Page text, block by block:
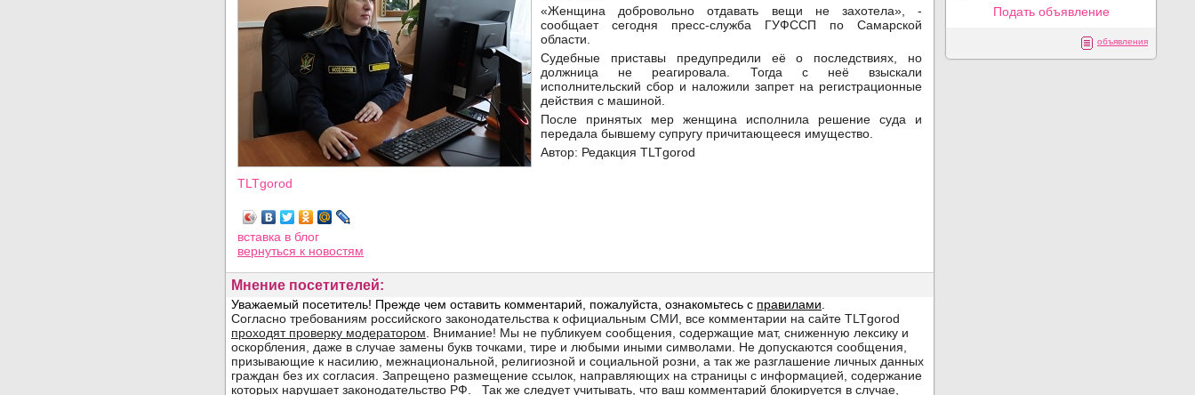
«Женщина добровольно отдавать вещи не захотела», -
сообщает сегодня пресс-служба ГУФССП по Самарской
области.
Судебные приставы предупредили её о последствиях, но
должница не реагировала. Тогда с неё взыскали
исполнительский сбор и наложили запрет на регистрационные
действия с машиной.
После принятых мер женщина исполнила решение суда и
передала бывшему супругу причитающееся имущество.
Автор: Редакция TLTgorod
TLTgorod
вставка в блог
вернуться к новостям
Мнение посетителей:
Подать объявление
объявления